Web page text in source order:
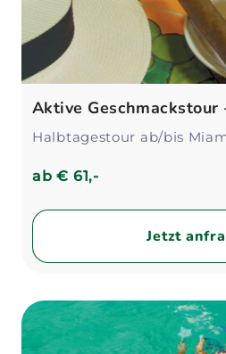
Aktive
Halbtagestour ab/bis
ab€ 61,-
Jetzt